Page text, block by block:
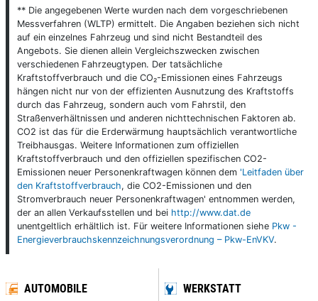
** Die angegebenen Werte wurden nach dem vorgeschriebenen
Messverfahren (WLTP) ermittelt. Die Angaben beziehen sich nicht
auf ein einzelnes Fahrzeug und sind nicht Bestandteil des
Angebots. Sie dienen allein Vergleichszwecken zwischen
verschiedenen Fahrzeugtypen. Der tatsächliche
Kraftstoffverbrauch und die CO₂-Emissionen eines Fahrzeugs
hängen nicht nur von der effizienten Ausnutzung des Kraftstoffs
durch das Fahrzeug, sondern auch vom Fahrstil, den
Straßenverhältnissen und anderen nichttechnischen Faktoren ab.
CO2 ist das für die Erderwärmung hauptsächlich verantwortliche
Treibhausgas. Weitere Informationen zum offiziellen
Kraftstoffverbrauch und den offiziellen spezifischen CO2-
Emissionen neuer Personenkraftwagen können dem 'Leitfaden über
den Kraftstoffverbrauch, die CO2-Emissionen und den
Stromverbrauch neuer Personenkraftwagen' entnommen werden,
der an allen Verkaufsstellen und bei http://www.dat.de
unentgeltlich erhältlich ist. Für weitere Informationen siehe Pkw -
Energieverbrauchskennzeichnungsverordnung – Pkw-EnVKV.
AUTOMOBILE
WERKSTATT